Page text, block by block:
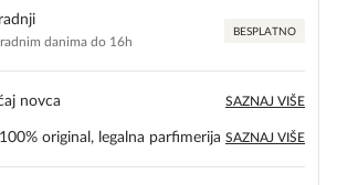
danima do 16h
BESPLATNO
novca SAZNAJ VIŠE
original, legalna parfimerija SAZNAJ VIŠE